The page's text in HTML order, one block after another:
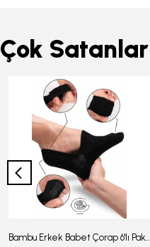
Çok Satanlar
Bambu Erkek Babet Çorap 6'lı Paket - J-03